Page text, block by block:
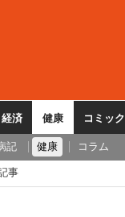
経済 健康 コミック
記 健康 コラム
事